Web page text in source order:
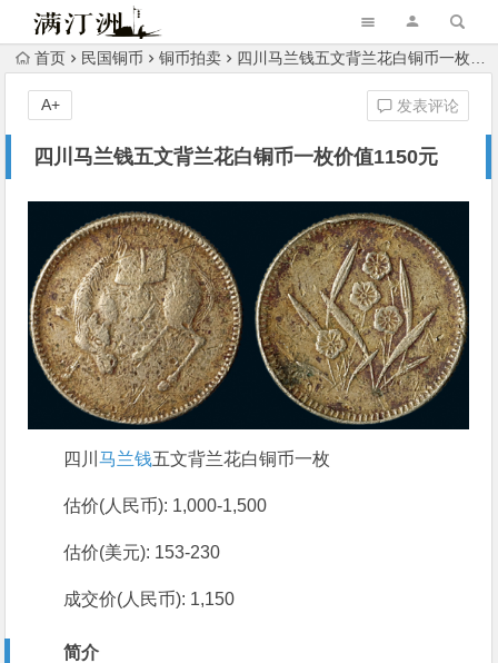
首页 民国铜币 铜币拍卖 四川马兰钱五文背兰花白铜币一枚价值1150元
四川马兰钱五文背兰花白铜币一枚价值1150元
发表评论
A+
四川马兰钱五文背兰花白铜币一枚
估价(人民币): 1,000-1,500
估价(美元): 153-230
成交价(人民币): 1,150
简介